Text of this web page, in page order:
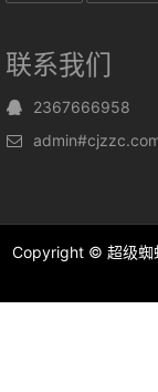
联系我们
2367666958
Copyright © 超级蜘